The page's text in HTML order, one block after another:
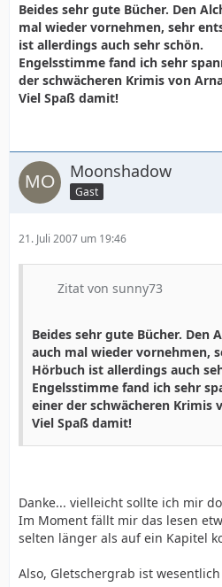
Beides sehr gute Bücher. Den
mal wieder vornehmen, sehr
ist allerdings auch sehr schön.
Engelsstimme fand ich sehr
der schwächeren Krimis von
Viel Spaß damit!
Moonshadow
Gast
21. Juli 2007 um 19:46
Zitat von sunny73
Beides sehr gute Bücher.
auch mal wieder vornehmen,
Hörbuch ist allerdings auch
Engelsstimme fand ich sehr
einer der schwächeren Krimis
Viel Spaß damit!
Danke... vielleicht sollte ich mir
Im Moment fällt mir das lesen
selten länger als auf ein Kapitel
Also, Gletschergrab ist